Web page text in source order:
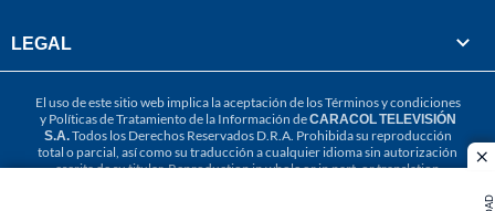
LEGAL
El uso de este sitio web implica la aceptación de losTérminos y condiciones
y Políticas de Tratamiento de la Información deCARACOL TELEVISIÓN
S.A.Todos los Derechos Reservados D.R.A. Prohibida su reproducción
total o parcial, así como su traducción a cualquier idioma sin autorización
escrita de su titular. Reproduction in whole or in part, or translation